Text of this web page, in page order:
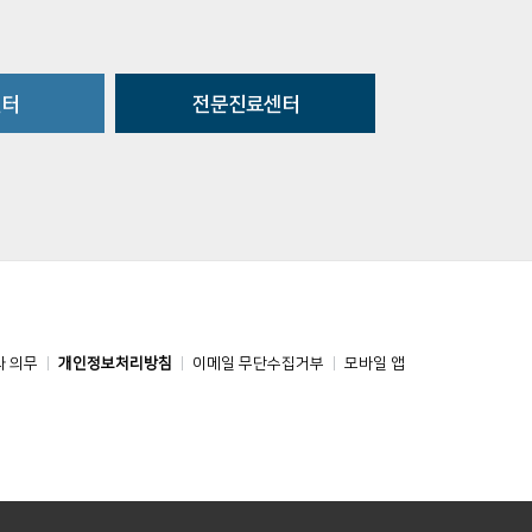
전문진료센터
의무 개인정보처리방침 이메일 무단수집거부 모바일 앱